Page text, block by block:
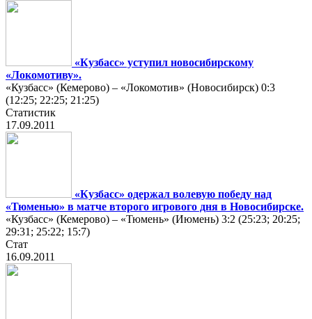
«Кузбасс» уступил новосибирскому
«Локомотиву».
«Кузбасс» (Кемерово) – «Локомотив» (Новосибирск) 0:3
(12:25; 22:25; 21:25)
Статистик
17.09.2011
«Кузбасс» одержал волевую победу над
«Тюменью» в матче второго игрового дня в Новосибирске.
«Кузбасс» (Кемерово) – «Тюмень» (Июмень) 3:2 (25:23; 20:25;
29:31; 25:22; 15:7)
Стат
16.09.2011